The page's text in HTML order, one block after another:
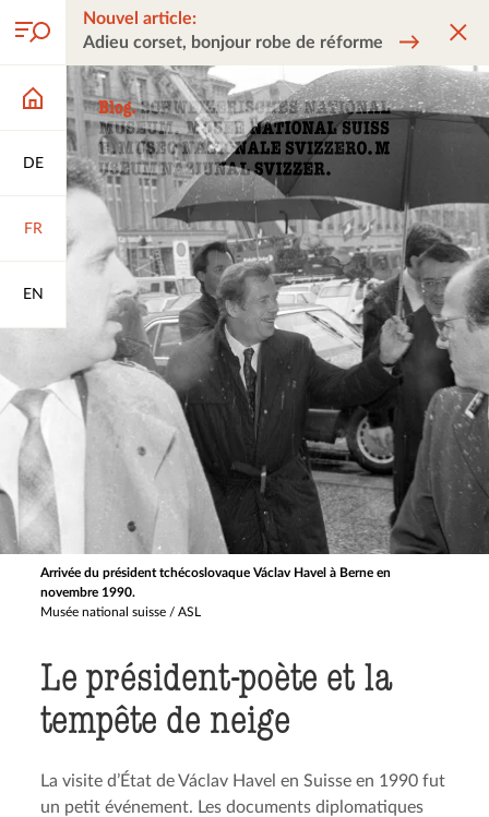
DE
FR
EN
Nouvel article:
Adieu corset, bonjour robe de réforme
Arrivée du président tchécoslovaque Václav Havel à Berne en
novembre 1990.
Musée national suisse / ASL
Le président-poète et la
tempête de neige
La visite d’État de Václav Havel en Suisse en 1990 fut
un petit événement. Les documents diplomatiques